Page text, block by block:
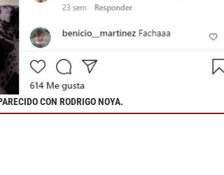
CON RODRIGO NOYA.